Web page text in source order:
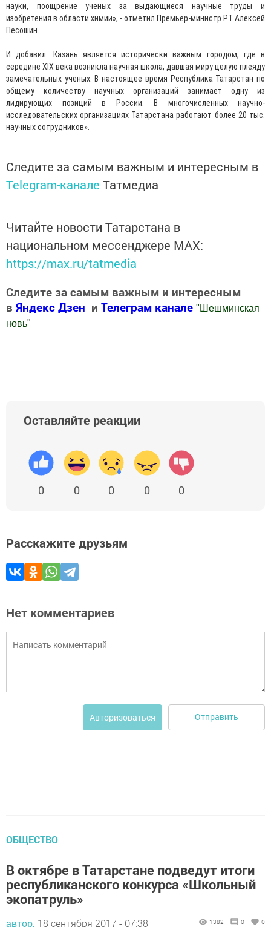
науки, поощрение ученых за выдающиеся научные труды и
изобретения в области химии», - отметил Премьер-министр РТ Алексей
Песошин.
И добавил: Казань является исторически важным городом, где в
середине XIX века возникла научная школа, давшая миру целую плеяду
замечательных ученых. В настоящее время Республика Татарстан по
общему количеству научных организаций занимает одну из
лидирующих позиций в России. В многочисленных научно-
исследовательских организациях Татарстана работают более 20 тыс.
научных сотрудников».
Следите за самым важным и интересным в
Telegram-канале Татмедиа
Читайте новости Татарстана в
национальном мессенджере MАХ:
https://max.ru/tatmedia
Следите за самым важным и интересным
в Яндекс Дзен и Телеграм канале " Шешминская
новь"
Оставляйте реакции
0 0 0 0 0
Расскажите друзьям
Нет комментариев
Авторизоваться Отправить
ОБЩЕСТВО
В октябре в Татарстане подведут итоги
республиканского конкурса «Школьный
экопатруль»
автор, 18 сентября 2017 - 07:38 1382 0 0